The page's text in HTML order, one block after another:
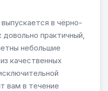
в чёрно-
практичный,
небольшие
качественных
вам в течение